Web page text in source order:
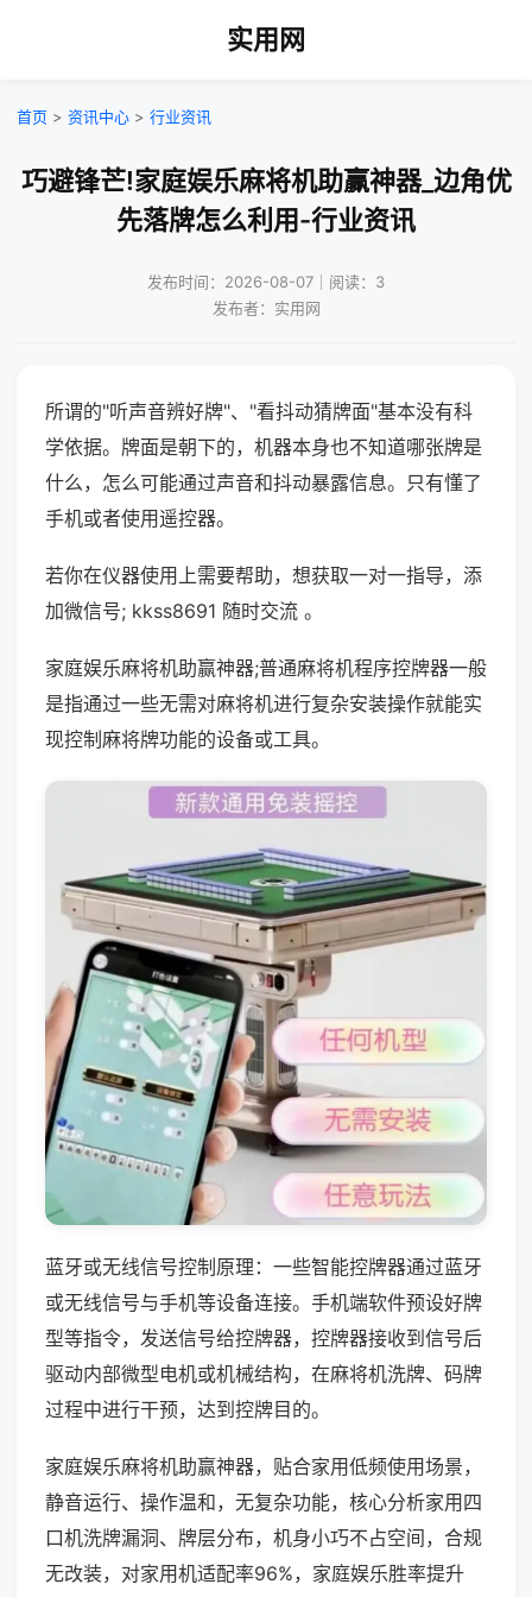
实用网
首页 > 资讯中心 > 行业资讯
巧避锋芒!家庭娱乐麻将机助赢神器_边角优
先落牌怎么利用-行业资讯
发布时间：2026-08-07｜阅读：3
发布者：实用网
所谓的"听声音辨好牌"、"看抖动猜牌面"基本没有科
学依据。牌面是朝下的，机器本身也不知道哪张牌是
什么，怎么可能通过声音和抖动暴露信息。只有懂了
手机或者使用遥控器。
若你在仪器使用上需要帮助，想获取一对一指导，添
加微信号; kkss8691 随时交流 。
家庭娱乐麻将机助赢神器;普通麻将机程序控牌器一般
是指通过一些无需对麻将机进行复杂安装操作就能实
现控制麻将牌功能的设备或工具。
蓝牙或无线信号控制原理：一些智能控牌器通过蓝牙
或无线信号与手机等设备连接。手机端软件预设好牌
型等指令，发送信号给控牌器，控牌器接收到信号后
驱动内部微型电机或机械结构，在麻将机洗牌、码牌
过程中进行干预，达到控牌目的。
家庭娱乐麻将机助赢神器，贴合家用低频使用场景，
静音运行、操作温和，无复杂功能，核心分析家用四
口机洗牌漏洞、牌层分布，机身小巧不占空间，合规
无改装，对家用机适配率96%，家庭娱乐胜率提升